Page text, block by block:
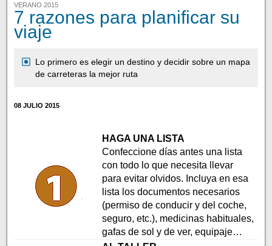
VERANO 2015
7 razones para planificar su
viaje
Lo primero es elegir un destino y decidir sobre un mapa
de carreteras la mejor ruta
08 JULIO 2015
HAGA UNA LISTA
Confeccione días antes una lista
con todo lo que necesita llevar
para evitar olvidos. Incluya en esa
lista los documentos necesarios
(permiso de conducir y del coche,
seguro, etc.), medicinas habituales,
gafas de sol y de ver, equipaje…